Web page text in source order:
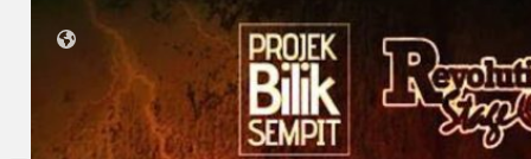
HUBUNGI KAMI
EN